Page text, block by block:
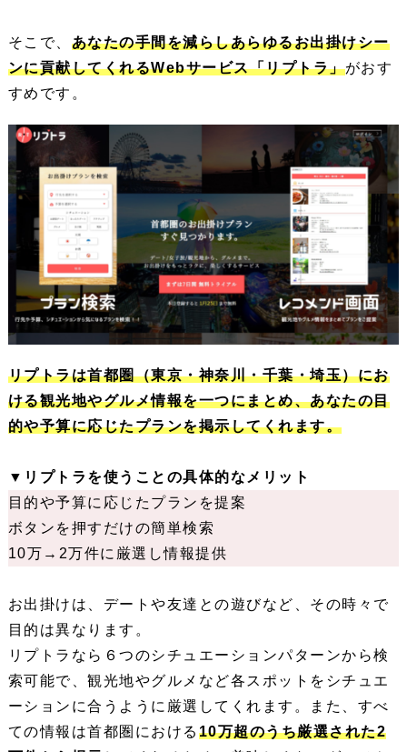
そこで、 あなたの手間を減らしあらゆるお出掛けシー
ンに貢献してくれるWebサービス「リプトラ」がおす
すめです。
リプトラは首都圏（東京・神奈川・千葉・埼玉）にお
ける観光地やグルメ情報を一つにまとめ、あなたの目
的や予算に応じたプランを掲示してくれます。
▼リプトラを使うことの具体的なメリット
目的や予算に応じたプランを提案
ボタンを押すだけの簡単検索
10万→2万件に厳選し情報提供
お出掛けは、デートや友達との遊びなど、その時々で
目的は異なります。
リプトラなら６つのシチュエーションパターンから検
索可能で、観光地やグルメなど各スポットをシチュエ
ーションに合うように厳選してくれます。また、すべ
ての情報は首都圏における 10万超のうち厳選された2